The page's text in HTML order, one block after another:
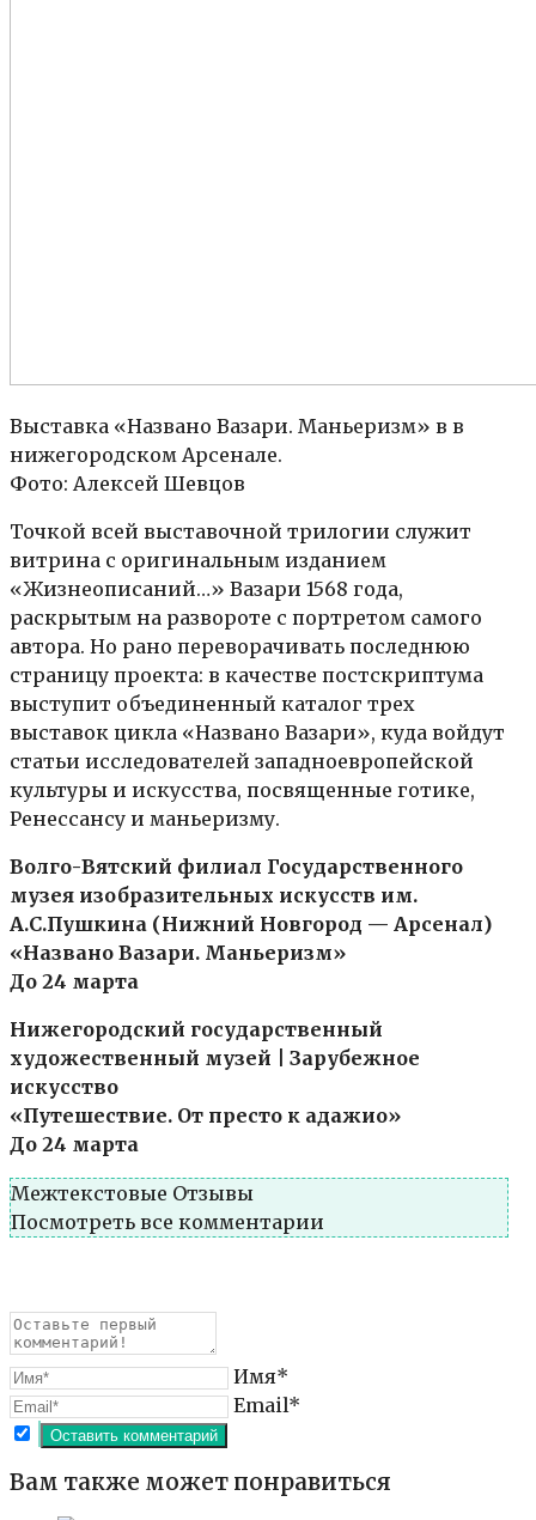
Выставка «Названо Вазари. Маньеризм» в в
нижегородском Арсенале.
Фото: Алексей Шевцов
Точкой всей выставочной трилогии служит
витрина с оригинальным изданием
«Жизнеописаний…» Вазари 1568 года,
раскрытым на развороте с портретом самого
автора. Но рано переворачивать последнюю
страницу проекта: в качестве постскриптума
выступит объединенный каталог трех
выставок цикла «Названо Вазари», куда войдут
статьи исследователей западноевропейской
культуры и искусства, посвященные готике,
Ренессансу и маньеризму.
Волго-Вятский филиал Государственного
музея изобразительных искусств им.
А.С.Пушкина (Нижний Новгород — Арсенал)
«Названо Вазари. Маньеризм»
До 24 марта
Нижегородский государственный
художественный музей | Зарубежное
искусство
«Путешествие. От престо к адажио»
До 24 марта
Межтекстовые Отзывы
Посмотреть все комментарии
Имя*
Email*
Вам также может понравиться